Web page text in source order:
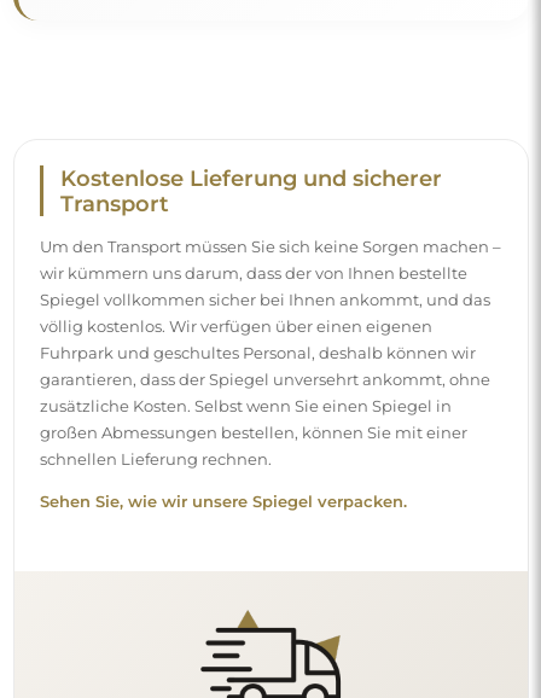
Einfache Montage
Wir kümmern uns um die Herstellung und die Lieferung
der Spiegel, die Montage hingegen liegt bei Ihnen.
Aufgrund der Besonderheiten jedes Raumes bieten wir
kein standardmäßiges Montagezubehör an. Das gibt
Ihnen die Freiheit, die Dübel oder Haken zu wählen, die